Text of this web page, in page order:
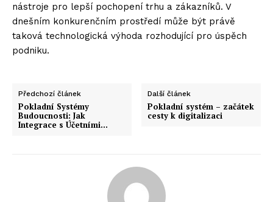
nástroje pro lepší pochopení trhu a zákazníků. V
dnešním konkurenčním prostředí může být právě
taková technologická výhoda rozhodující pro úspěch
podniku.
Předchozí článek
Pokladní Systémy
Budoucnosti: Jak
Integrace s Účetními…
Další článek
Pokladní systém – začátek
cesty k digitalizaci